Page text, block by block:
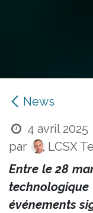
News
4 avril 2025
par
LCSX
Entre le 28
événements